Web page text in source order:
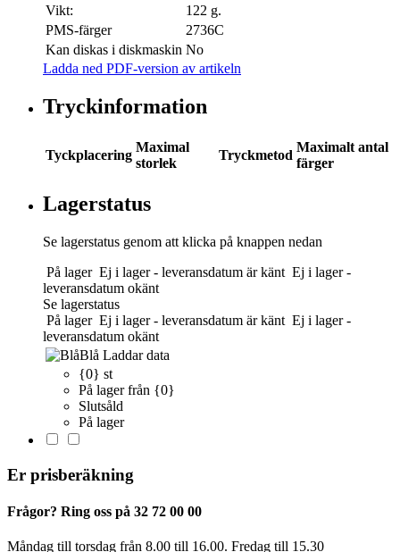
Vikt:
122 g.
PMS-färger
2736C
Kan diskas i diskmaskin No
Ladda ned PDF-version av artikeln
Tryckinformation
Tyckplacering
Maximal
storlek
Tryckmetod
Maximalt antal
färger
Lagerstatus
Se lagerstatus genom att klicka på knappen nedan
På lager Ej i lager - leveransdatum är känt Ej i lager -
leveransdatum okänt
Se lagerstatus
På lager Ej i lager - leveransdatum är känt Ej i lager -
leveransdatum okänt
Blå Laddar data
{0} st
På lager från {0}
Slutsåld
På lager
Er prisberäkning
Frågor? Ring oss på 32 72 00 00
Måndag till torsdag från 8.00 till 16.00. Fredag ​​till 15.30